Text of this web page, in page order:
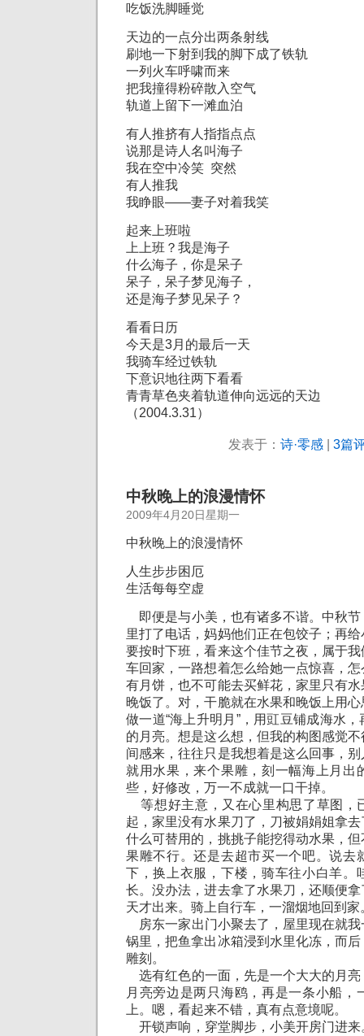
吃饭洗脚睡觉
天边的一点分出两条射线
刷地一下射到我的脚下成了铁轨
一列火车呼啸而来
把我撞得粉碎散入空气
轨道上留下一滩血泊
有人推挤有人指指点点
说那是诗人名叫海子
我在空中冷笑 突然
有人推我
我睁眼——妻子对着我笑
起来上班啦
上上班？我是海子
什么海子，你是呆子
呆子，呆子梦见海子，
还是海子梦见呆子？
看看日历
今天是3月的最后一天
我骑车经过铁轨
下意识地往两下看看
青青草色夹着轨道伸向远远的天边
（2004.3.31）
发表于： 诗·零感| 3篇
中秋晚上的浪漫情怀
2009年4月20日星期一
中秋晚上的浪漫情怀
人生步步困厄
生活每每空虚
即便是与小美，也有诸多不谐。中秋节
里打了电话，妈妈他们正在包饺子；再
要按时下班，看来这个佳节之夜，属于
车回家，一路想着怎么给她一点惊喜，
有月饼，也不可能去买鲜花，家里只有
晚饭了。对，干脆就在水果和晚饭上用
做一道“海上升明月”，用豇豆铺成海水
的月亮。想是这么想，但我的构图感觉
间感来，往往只是我想着是这么回事，
就用水果，来个果雕，刻一幅海上月出
些，好修改，万一不成就一口干掉。
等想好主意，又在心里构思了草图，
起，家里没有水果刀了，刀被娟娟姐拿
什么可替用的，挑挑子能挖得动水果，
果雕不行。还是去超市买一个吧。说去
下，换上衣服，下楼，骑车往小白羊。
长。没办法，进去拿了水果刀，还顺便
天才出来。骑上自行车，一溜烟地回到家
房东一家出门小聚去了，屋里现在就我
锅里，把鱼拿出冰箱浸到水里化冻，而
雕刻。
选有红色的一面，先是一个大大的月亮
月亮旁边是两只海鸥，再是一条小船，
上。嗯，看起来不错，真有点意境呢。
开锁声响，穿堂脚步，小美开房门进来